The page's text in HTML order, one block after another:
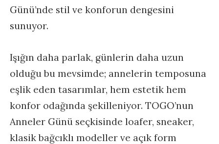
Günü’nde stil ve konforun dengesini
sunuyor.
Işığın daha parlak, günlerin daha uzun
olduğu bu mevsimde; annelerin temposuna
eşlik eden tasarımlar, hem estetik hem
konfor odağında şekilleniyor. TOGO’nun
Anneler Günü seçkisinde loafer, sneaker,
klasik bağcıklı modeller ve açık form